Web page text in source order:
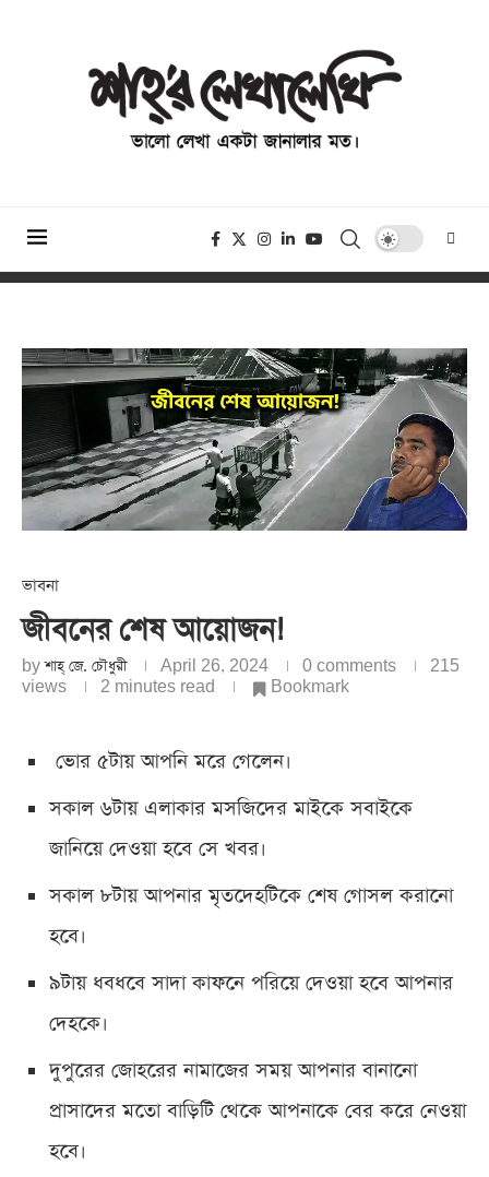
ভাবনা
জীবনের শেষ আয়োজন!
byশাহ্‌ জে. চৌধুরী April 26, 2024 0 comments
215
views
2 minutes read Bookmark
ভোর ৫টায় আপনি মরে গেলেন।
সকাল ৬টায় এলাকার মসজিদের মাইকে সবাইকে
জানিয়ে দেওয়া হবে সে খবর।
সকাল ৮টায় আপনার মৃতদেহটিকে শেষ গোসল করানো
হবে।
৯টায় ধবধবে সাদা কাফনে পরিয়ে দেওয়া হবে আপনার
দেহকে।
দুপুরের জোহরের নামাজের সময় আপনার বানানো
প্রাসাদের মতো বাড়িটি থেকে আপনাকে বের করে নেওয়া
হবে।